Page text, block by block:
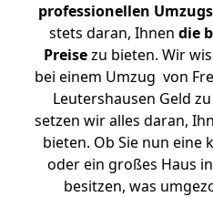
professionellen
stets daran, Ihnen die
Preisezu bieten. Wir
bei einem Umzug von
Leutershausen Geld
setzen wir alles daran,
bieten. Ob Sie nun eine
oder ein großes Haus
besitzen, was